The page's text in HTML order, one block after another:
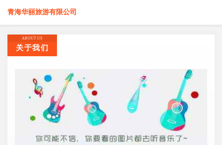
青海华丽旅游有限公司
ABOUT US
关于我们